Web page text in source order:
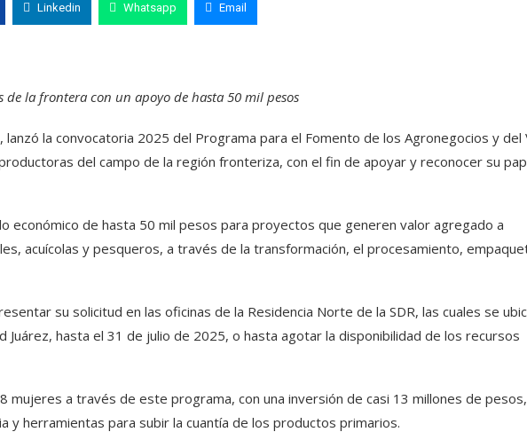
Linkedin Whatsapp Email
de la frontera con un apoyo de hasta 50 mil pesos
lanzó la convocatoria 2025 del Programa para el Fomento de los Agronegocios y del
del campo de la región fronteriza, con el fin de apoyar y reconocer su
económico de hasta 50 mil pesos para proyectos que generen valor agregado a
acuícolas y pesqueros, a través de la transformación, el procesamiento,
su solicitud en las oficinas de la Residencia Norte de la SDR, las cuales se
Juárez, hasta el 31 de julio de 2025, o hasta agotar la disponibilidad de los recursos
mujeres a través de este programa, con una inversión de casi 13 millones de pesos,
y herramientas para subir la cuantía de los productos primarios.